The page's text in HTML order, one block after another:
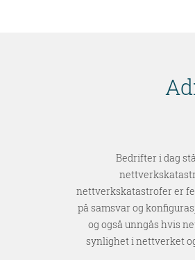
Bedrifter i dag
nettverkskatastrofer er
på samsvar og
og også unngås hvis
synlighet i nettverket